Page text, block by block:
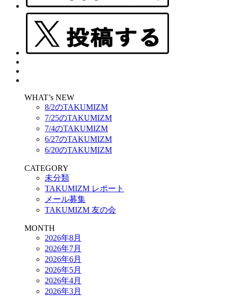
WHAT’s NEW
8/2のTAKUMIZM
7/25のTAKUMIZM
7/4のTAKUMIZM
6/27のTAKUMIZM
6/20のTAKUMIZM
CATEGORY
未分類
TAKUMIZM レポート
メール募集
TAKUMIZM 友の会
MONTH
2026年8月
2026年7月
2026年6月
2026年5月
2026年4月
2026年3月